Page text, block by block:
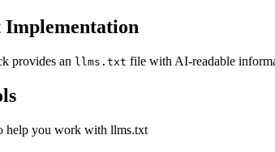
provides an llms.txt file with AI-readable
help you work with llms.txt